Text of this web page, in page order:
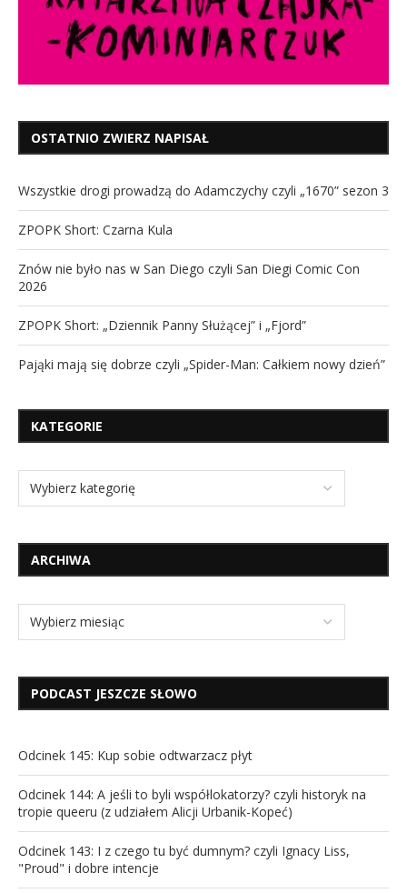
OSTATNIO ZWIERZ NAPISAŁ
Wszystkie drogi prowadzą do Adamczychy czyli „1670” sezon 3
ZPOPK Short: Czarna Kula
Znów nie było nas w San Diego czyli San Diegi Comic Con
2026
ZPOPK Short: „Dziennik Panny Służącej” i „Fjord”
Pająki mają się dobrze czyli „Spider-Man: Całkiem nowy dzień”
KATEGORIE
ARCHIWA
PODCAST JESZCZE SŁOWO
Odcinek 145: Kup sobie odtwarzacz płyt
Odcinek 144: A jeśli to byli współlokatorzy? czyli historyk na
tropie queeru (z udziałem Alicji Urbanik-Kopeć)
Odcinek 143: I z czego tu być dumnym? czyli Ignacy Liss,
"Proud" i dobre intencje